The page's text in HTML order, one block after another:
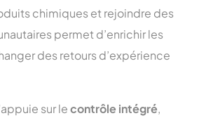
chimiques et rejoindre des
permet d’enrichir les
des retours d’expérience
sur lecontrôle intégré,